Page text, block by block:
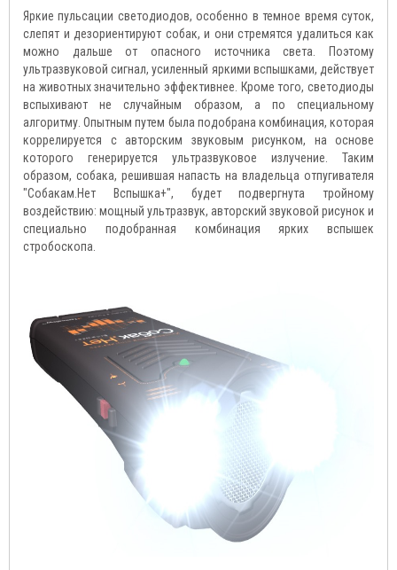
Яркие пульсации светодиодов, особенно в темное время суток,
слепят и дезориентируют собак, и они стремятся удалиться как
можно дальше от опасного источника света. Поэтому
ультразвуковой сигнал, усиленный яркими вспышками, действует
на животных значительно эффективнее. Кроме того, светодиоды
вспыхивают не случайным образом, а по специальному
алгоритму. Опытным путем была подобрана комбинация, которая
коррелируется с авторским звуковым рисунком, на основе
которого генерируется ультразвуковое излучение. Таким
образом, собака, решившая напасть на владельца отпугивателя
"Собакам.Нет Вспышка+", будет подвергнута тройному
воздействию: мощный ультразвук, авторский звуковой рисунок и
специально подобранная комбинация ярких вспышек
стробоскопа.